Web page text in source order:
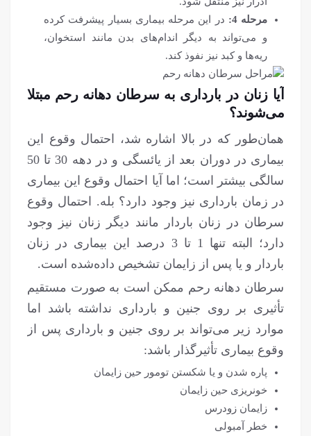
مرحله 4:
در این مرحله بیماری بسیار پیشرفت کرده
و می‌تواند به دیگر اندام‌های بدن مانند استخوان،
ریه‌ها و کبد نیز نفوذ کند.
آیا زنان در بارداری به سرطان دهانه رحم مبتلا
می‌شوند؟
همان‌طور که در بالا اشاره شد، احتمال وقوع این
بیماری در دوران بعد از یائسگی و در دهه 30 تا 50
سالگی بیشتر است؛ اما آیا احتمال وقوع این بیماری
در زمان بارداری نیز وجود دارد؟ بله. احتمال وقوع
سرطان در زنان باردار مانند دیگر زنان نیز وجود
دارد؛ البته تنها 1 تا 3 درصد این بیماری در زنان
باردار و یا پس از زایمان تشخیص داده‌شده است.
سرطان دهانه رحم ممکن است به صورت مستقیم
تأثیری بر روی جنین و بارداری نداشته باشد اما
موارد زیر می‌تواند بر روی جنین و بارداری پس از
وقوع بیماری تأثیرگذار باشد:
پاره شدن و یا شکستن تومور حین زایمان
خونریزی حین زایمان
زایمان زودرس
خطر آمبولی